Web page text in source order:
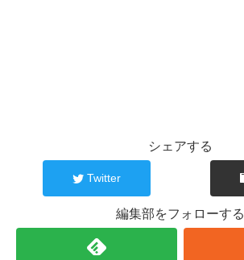
シェアする
Twitter
編集部をフォローする